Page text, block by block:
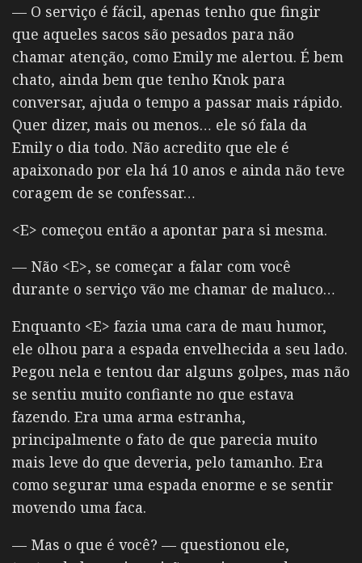
— O serviço é fácil, apenas tenho que fingir
que aqueles sacos são pesados para não
chamar atenção, como Emily me alertou. É bem
chato, ainda bem que tenho Knok para
conversar, ajuda o tempo a passar mais rápido.
Quer dizer, mais ou menos… ele só fala da
Emily o dia todo. Não acredito que ele é
apaixonado por ela há 10 anos e ainda não teve
coragem de se confessar…
<E> começou então a apontar para si mesma.
— Não <E>, se começar a falar com você
durante o serviço vão me chamar de maluco…
Enquanto <E> fazia uma cara de mau humor,
ele olhou para a espada envelhecida a seu lado.
Pegou nela e tentou dar alguns golpes, mas não
se sentiu muito confiante no que estava
fazendo. Era uma arma estranha,
principalmente o fato de que parecia muito
mais leve do que deveria, pelo tamanho. Era
como segurar uma espada enorme e se sentir
movendo uma faca.
— Mas o que é você? — questionou ele,